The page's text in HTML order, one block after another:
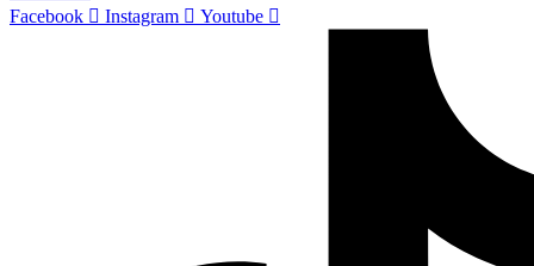
Facebook
Instagram Youtube